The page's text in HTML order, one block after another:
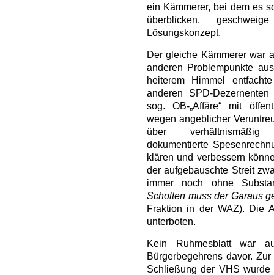
ein Kämmerer, bei dem es
überblicken,
Lösungskonzept.
Der gleiche Kämmerer war
anderen Problempunkte
heiterem Himmel
anderen SPD-
sog. OB-„Affäre“ mit
wegen angeblicher
über verhältnismäßig
dokumentierte
klären und verbessern
der aufgebauschte Streit
immer noch ohne
Scholten muss der Garaus
Fraktion in der WAZ). Die
unterboten.
Kein Ruhmesblatt war
Bürgerbegehrens davor.
Schließung der VHS